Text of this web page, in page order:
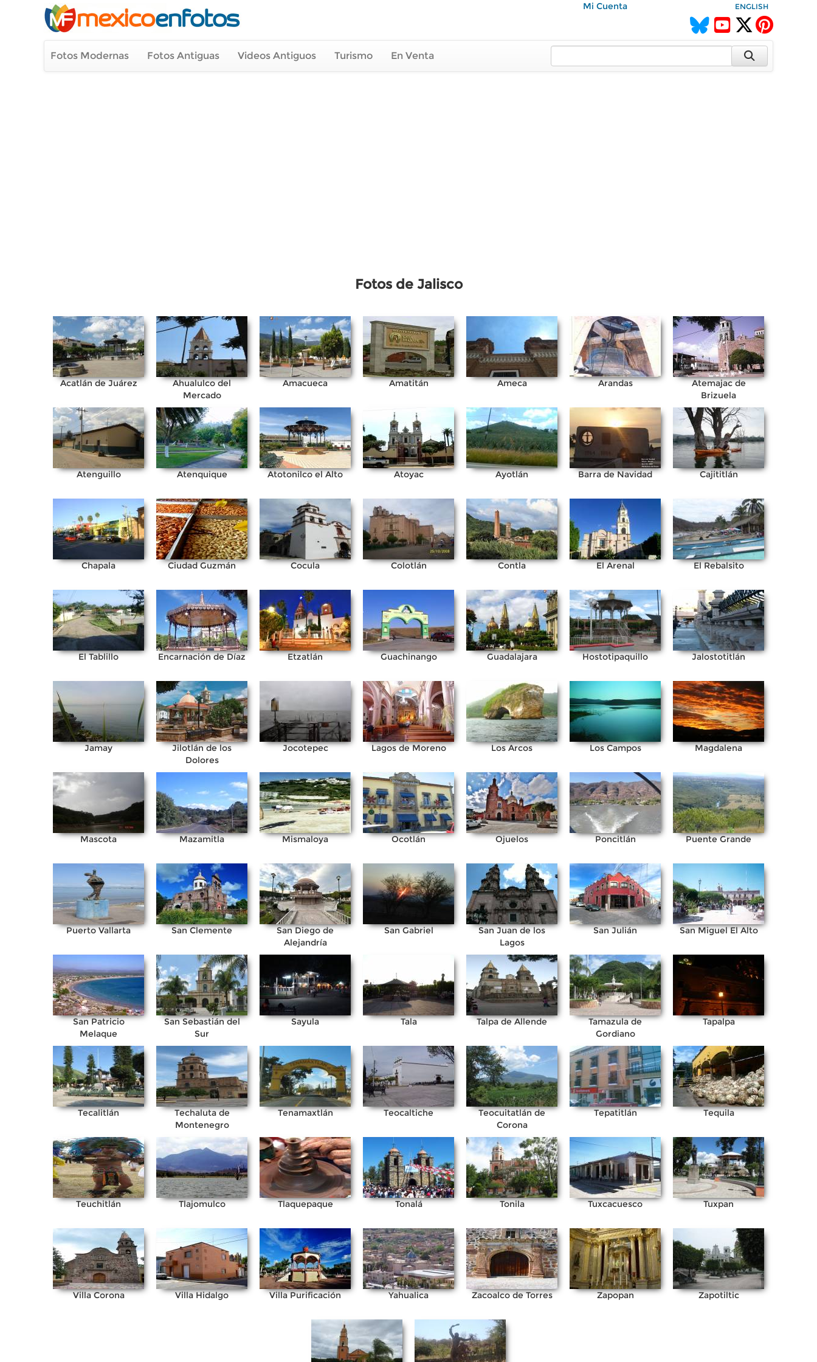
Mi Cuenta ENGLISH
Fotos Modernas Fotos Antiguas Videos Antiguos Turismo En Venta
Fotos de Jalisco
Acatlán de Juárez
Ahualulco del
Mercado
Amacueca Amatitán Ameca Arandas
Atemajac de
Brizuela
Atenguillo Atenquique Atotonilco el Alto Atoyac Ayotlán Barra de Navidad Cajititlán
Chapala Ciudad Guzmán Cocula Colotlán Contla El Arenal El Rebalsito
El Tablillo Encarnación de Díaz Etzatlán Guachinango Guadalajara Hostotipaquillo Jalostotitlán
Jamay
Jilotlán de los
Dolores
Jocotepec Lagos de Moreno Los Arcos Los Campos Magdalena
Mascota Mazamitla Mismaloya Ocotlán Ojuelos Poncitlán Puente Grande
Puerto Vallarta San Clemente
San Diego de
Alejandría
San Gabriel
San Juan de los
Lagos
San Julián San Miguel El Alto
San Patricio
Melaque
San Sebastián del
Sur
Sayula Tala Talpa de Allende
Tamazula de
Gordiano
Tapalpa
Tecalitlán
Techaluta de
Montenegro
Tenamaxtlán Teocaltiche
Teocuitatlán de
Corona
Tepatitlán Tequila
Teuchitlán Tlajomulco Tlaquepaque Tonalá Tonila Tuxcacuesco Tuxpan
Villa Corona Villa Hidalgo Villa Purificación Yahualica Zacoalco de Torres Zapopan Zapotiltic